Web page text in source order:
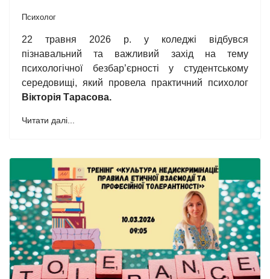
Психолог
22 травня 2026 р. у коледжі відбувся
пізнавальний та важливий захід на тему
психологічної безбар’єрності у студентському
середовищі, який провела практичний психолог
Вікторія Тарасова.
Читати далі...